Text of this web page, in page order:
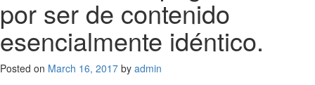
por ser de contenido
esencialmente idéntico.
Posted on March 16, 2017 by admin